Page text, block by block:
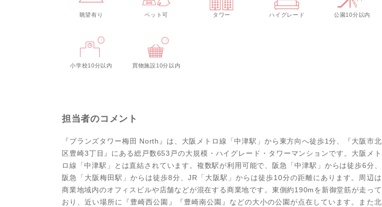
眺望有り ペット可 タワー ハイグレード 公園10分以内
小学校10分以内 買物施設10分以内
担当者のコメント
『ブランズタワー梅田 North』は、大阪メトロ線「中津駅」から東方向へ徒歩1分、『大阪市北
区豊崎3丁目』にある総戸数653戸の大規模・ハイグレード・タワーマンションです。大阪メト
ロ線「中津駅」とは直結されています。複数駅が利用可能で、阪急「中津駅」からは徒歩6分、
阪急「大阪梅田駅」からは徒歩8分、JR「大阪駅」からは徒歩10分の距離にあります。周辺は
商業地域内のオフィスビルや店舗などが混在する商業地です。東側約190mを新御堂筋が走って
おり、近い場所に『豊崎西公園』『豊崎南公園』などの大小の公園が点在しています。また北